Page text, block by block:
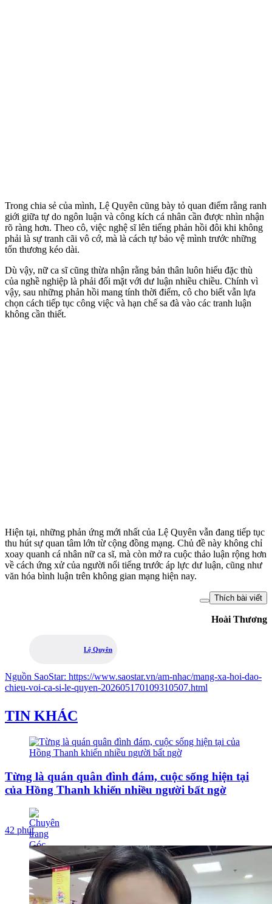
Trong chia sẻ của mình, Lệ Quyên cũng bày tỏ quan điểm rằng ranh
giới giữa tự do ngôn luận và công kích cá nhân cần được nhìn nhận
rõ ràng hơn. Theo cô, việc nghệ sĩ lên tiếng phản hồi đôi khi không
phải là sự tranh cãi vô cớ, mà là cách tự bảo vệ mình trước những
tổn thương kéo dài.
Dù vậy, nữ ca sĩ cũng thừa nhận rằng bản thân luôn hiểu đặc thù
của nghề nghiệp là phải đối mặt với dư luận nhiều chiều. Chính vì
vậy, sau những phản hồi mang tính thời điểm, cô cho biết vẫn lựa
chọn cách tiếp tục công việc và hạn chế sa đà vào các tranh luận
không cần thiết.
Hiện tại, những phản ứng mới nhất của Lệ Quyên vẫn đang tiếp tục
thu hút sự quan tâm lớn từ cộng đồng mạng. Chủ đề này không chỉ
xoay quanh cá nhân nữ ca sĩ, mà còn mở ra cuộc thảo luận rộng hơn
về cách ứng xử của người nổi tiếng trước áp lực dư luận, cũng như
văn hóa bình luận trên không gian mạng hiện nay.
Thích bài viết
Hoài Thương
Lệ Quyên
Nguồn SaoStar: https://www.saostar.vn/am-nhac/mang-xa-hoi-dao-
chieu-voi-ca-si-le-quyen-202605170109310507.html
TIN KHÁC
Từng là quán quân đình đám, cuộc sống hiện tại
của Hồng Thanh khiến nhiều người bất ngờ
42 phút